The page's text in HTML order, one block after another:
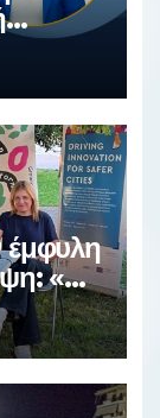
έμφυλη
«Ο
μετά